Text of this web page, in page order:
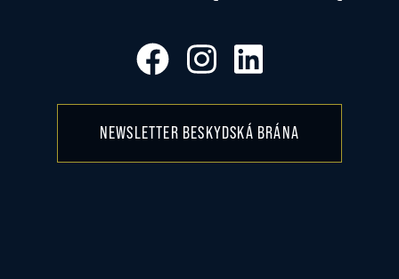
NEWSLETTER BESKYDSKÁ BRÁNA